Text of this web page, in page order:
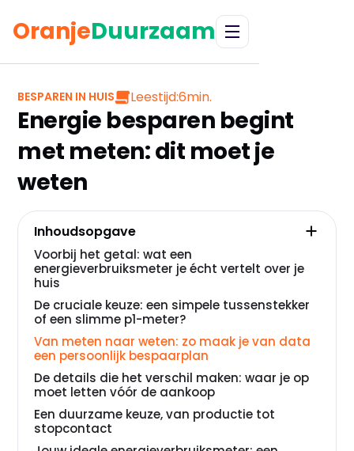
OranjeDuurzaam
BESPAREN IN HUIS Leestijd:6min.
Energie besparen begint
met meten: dit moet je
weten
Inhoudsopgave
Voorbij het getal: wat een
energieverbruiksmeter je écht vertelt over je
huis
De cruciale keuze: een simpele tussenstekker
of een slimme p1-meter?
Van meten naar weten: zo maak je van data
een persoonlijk bespaarplan
De details die het verschil maken: waar je op
moet letten vóór de aankoop
Een duurzame keuze, van productie tot
stopcontact